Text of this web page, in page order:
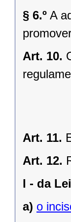
§ 6.º A
Art. 10.
Art. 11.
Art. 12.
I - da
a) o